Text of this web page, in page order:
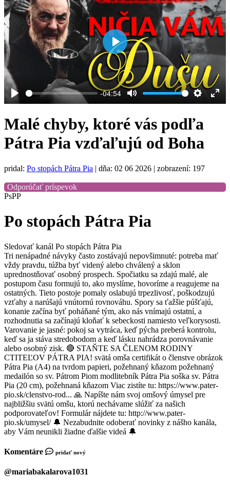
Play
-04:54
Mute Settings
Play
Malé chyby, ktoré vás podľa
Pátra Pia vzďaľujú od Boha
pridal: Po stopách Pátra Pia | dňa: 02 06 2026 | zobrazení: 197
Odporúčať príspevok
PsPP
Po stopách Pátra Pia
Sledovať kanál Po stopách Pátra Pia
Tri nenápadné návyky často zostávajú nepovšimnuté: potreba mať
vždy pravdu, túžba byť videný alebo chválený a sklon
uprednostňovať osobný prospech. Spočiatku sa zdajú malé, ale
postupom času formujú to, ako myslíme, hovoríme a reagujeme na
ostatných. Tieto postoje pomaly oslabujú trpezlivosť, poškodzujú
vzťahy a narúšajú vnútornú rovnováhu. Spory sa ťažšie púšťajú,
konanie začína byť poháňané tým, ako nás vnímajú ostatní, a
rozhodnutia sa začínajú kloňať k sebeckosti namiesto veľkorysosti.
Varovanie je jasné: pokoj sa vytráca, keď pýcha preberá kontrolu,
keď sa ja stáva stredobodom a keď lásku nahrádza porovnávanie
alebo osobný zisk. 🔴 STAŇTE SA ČLENOM RODINY
CTITEĽOV PÁTRA PIA! svätá omša certifikát o členstve obrázok
Pátra Pia (A4) na tvrdom papieri, požehnaný kňazom požehnaný
medailón so sv. Pátrom Piom modlitebník Pátra Pia soška sv. Pátra
Pia (20 cm), požehnaná kňazom Viac zistíte tu: https://www.pater-
pio.sk/clenstvo-rod... 🙏 Napíšte nám svoj omšový úmysel pre
najbližšiu svätú omšu, ktorú nechávame slúžiť za našich
podporovateľov! Formulár nájdete tu: http://www.pater-
pio.sk/umysel/ 🔔 Nezabudnite odoberať novinky z nášho kanála,
aby Vám neunikli žiadne ďalšie videá 🔔
Komentáre pridať nový
@mariabakalarova1031